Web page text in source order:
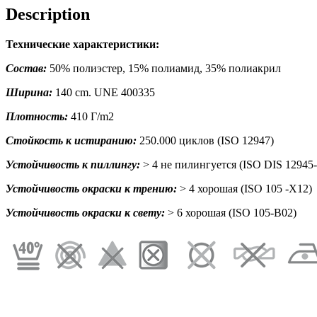
Description
Технические характеристики:
Состав: 50% полиэстер, 15% полиамид, 35% полиакрил
Ширина: 140 cm. UNE 400335
Плотность: 410 Г/m2
Стойкость к истиранию: 250.000 циклов (ISO 12947)
Устойчивость к пиллингу: > 4 не пилингуется (ISO DIS
Устойчивость окраски к трению: > 4 хорошая (ISO 105 -X12)
Устойчивость окраски к свету: > 6 хорошая (ISO 105-B02)